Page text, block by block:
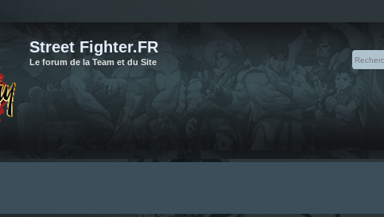
Street Fighter.FR
Le forum de la Team et du Site